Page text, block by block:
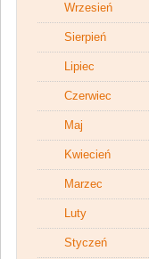
Wrzesień
Sierpień
Lipiec
Czerwiec
Maj
Kwiecień
Marzec
Luty
Styczeń